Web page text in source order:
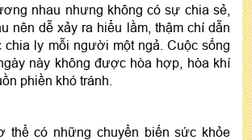
nhau nhưng không có sự chia sẻ,
nên dễ xảy ra hiểu lầm, thậm chí dẫn
chia ly mỗi người một ngả. Cuộc sống
này không được hòa hợp, hòa khí
phiền khó tránh.
thể có những chuyển biến sức khỏe